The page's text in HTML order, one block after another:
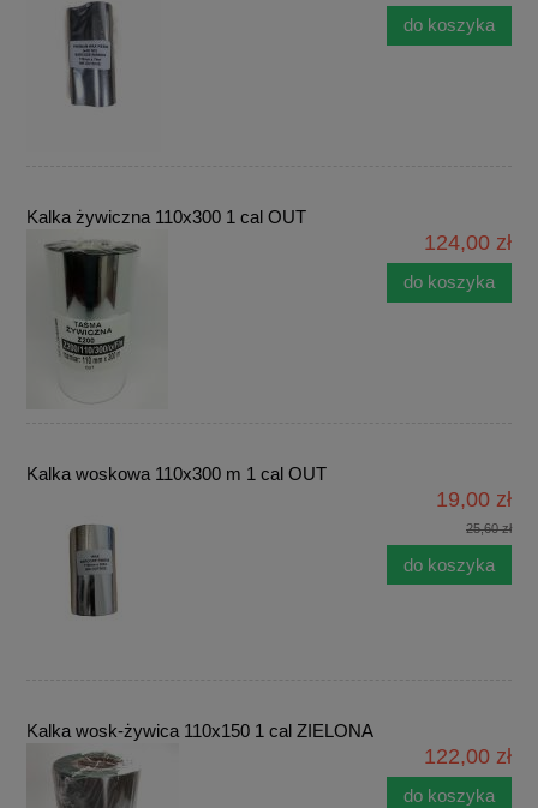
do koszyka
Kalka żywiczna 110x300 1 cal OUT
124,00 zł
do koszyka
Kalka woskowa 110x300 m 1 cal OUT
19,00 zł
25,60 zł
do koszyka
Kalka wosk-żywica 110x150 1 cal ZIELONA
122,00 zł
do koszyka